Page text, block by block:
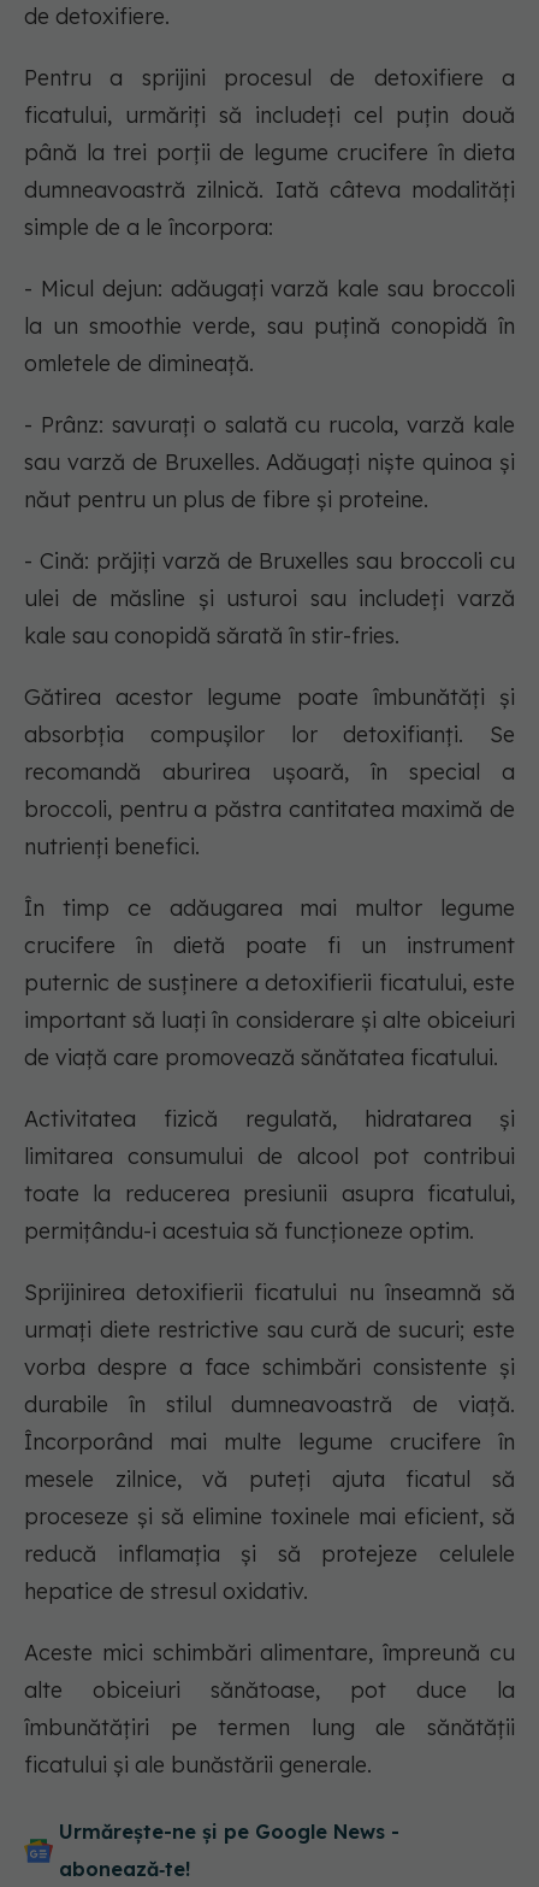
de detoxifiere.
Pentru a sprijini procesul de detoxifiere a
ficatului, urmăriți să includeți cel puțin două
până la trei porții de legume crucifere în dieta
dumneavoastră zilnică. Iată câteva modalități
simple de a le încorpora:
- Micul dejun: adăugați varză kale sau broccoli
la un smoothie verde, sau puțină conopidă în
omletele de dimineață.
- Prânz: savurați o salată cu rucola, varză kale
sau varză de Bruxelles. Adăugați niște quinoa și
năut pentru un plus de fibre și proteine.
- Cină: prăjiți varză de Bruxelles sau broccoli cu
ulei de măsline și usturoi sau includeți varză
kale sau conopidă sărată în stir-fries.
Gătirea acestor legume poate îmbunătăți și
absorbția compușilor lor detoxifianți. Se
recomandă aburirea ușoară, în special a
broccoli, pentru a păstra cantitatea maximă de
nutrienți benefici.
În timp ce adăugarea mai multor legume
crucifere în dietă poate fi un instrument
puternic de susținere a detoxifierii ficatului, este
important să luați în considerare și alte obiceiuri
de viață care promovează sănătatea ficatului.
Activitatea fizică regulată, hidratarea și
limitarea consumului de alcool pot contribui
toate la reducerea presiunii asupra ficatului,
permițându-i acestuia să funcționeze optim.
Sprijinirea detoxifierii ficatului nu înseamnă să
urmați diete restrictive sau cură de sucuri; este
vorba despre a face schimbări consistente și
durabile în stilul dumneavoastră de viață.
Încorporând mai multe legume crucifere în
mesele zilnice, vă puteți ajuta ficatul să
proceseze și să elimine toxinele mai eficient, să
reducă inflamația și să protejeze celulele
hepatice de stresul oxidativ.
Aceste mici schimbări alimentare, împreună cu
alte obiceiuri sănătoase, pot duce la
îmbunătățiri pe termen lung ale sănătății
ficatului și ale bunăstării generale.
Urmărește-ne și pe Google News -
abonează‑te!